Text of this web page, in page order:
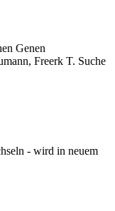
Genen
Freerk T. Suche
- wird in neuem